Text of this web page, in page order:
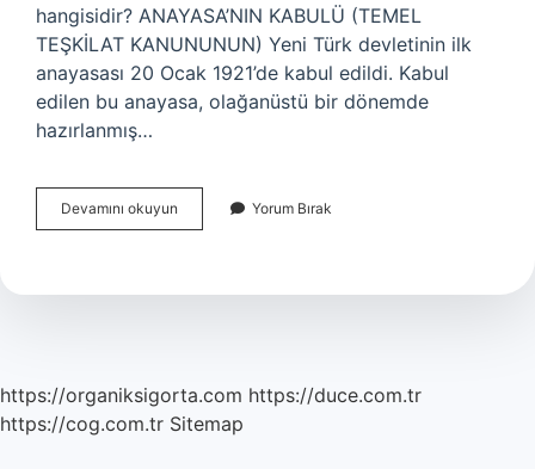
hangisidir? ANAYASA’NIN KABULÜ (TEMEL
TEŞKİLAT KANUNUNUN) Yeni Türk devletinin ilk
anayasası 20 Ocak 1921’de kabul edildi. Kabul
edilen bu anayasa, olağanüstü bir dönemde
hazırlanmış…
Devamını okuyun
Demokrasi
Osmanlı
Nedir
Yorum Bırak
https://organiksigorta.com https://duce.com.tr
https://cog.com.tr Sitemap